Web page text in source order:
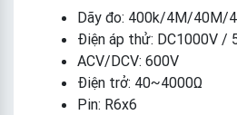
Dãy đo: 400k/4M/40M/
Điện áp thử: DC1000V /
ACV/DCV: 600V
Điện trở: 40~4000Ω
Pin: R6x6